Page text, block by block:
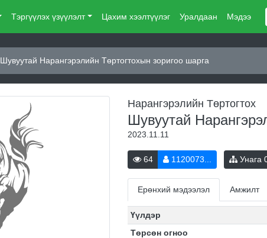
Тэргүүлэх үзүүлэлт Цахим хээлтүүлэг Уралдаан Мэдээ
Шувуутай Нарангэрэлийн Төртогтохын зоригоо шарга
Нарангэрэлийн Төртогтох
Шувуутай
2023.11.11
64 1120073... Унага
Ерөнхий мэдээлэл Амжилт
Үүлдэр
Төрсөн огноо